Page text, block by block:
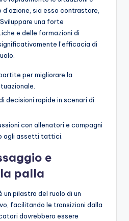
sia esso contrastare,
una forte
e delle formazioni di
l’efficacia di
per migliorare la
decisioni rapide in scenari di
con allenatori e compagni
agli assetti tattici.
e
palla
pilastro del ruolo di un
facilitando le transizioni dalla
dovrebbero essere